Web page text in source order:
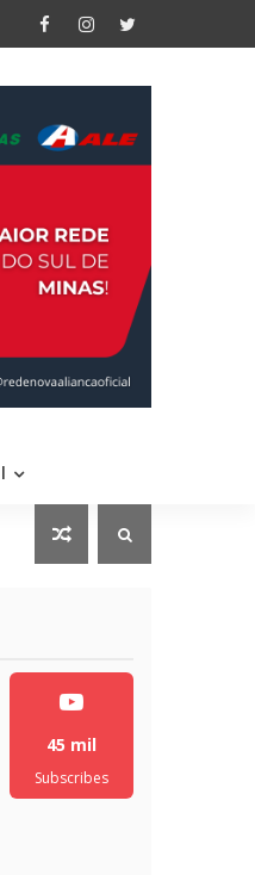
45 mil
Subscribes